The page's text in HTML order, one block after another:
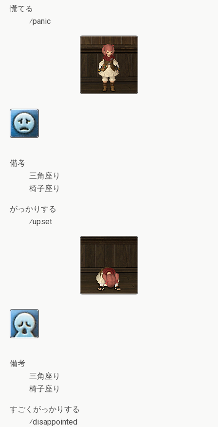
慌てる
⁄panic
備考
三角座り
椅子座り
がっかりする
⁄upset
備考
三角座り
椅子座り
すごくがっかりする
⁄disappointed